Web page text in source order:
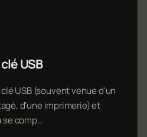
USB
USB (souvent venue d'un
d'une imprimerie) et
se comp…